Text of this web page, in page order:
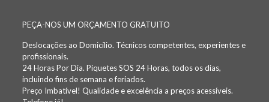
PEÇA-NOS UM ORÇAMENTO GRATUITO
Deslocações ao Domicílio. Técnicos competentes, experientes e
profissionais.
24 Horas Por Dia. Piquetes SOS 24 Horas, todos os dias,
incluindo fins de semana e feriados.
Preço Imbatível! Qualidade e excelência a preços acessíveis.